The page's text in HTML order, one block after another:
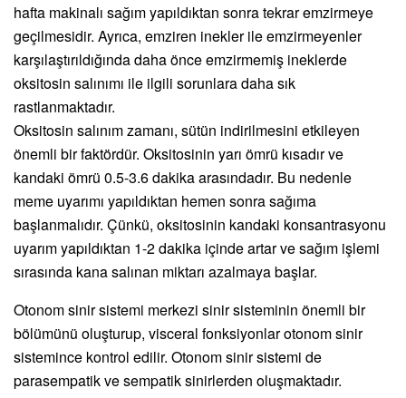
hafta makinalı sağım yapıldıktan sonra tekrar emzirmeye
geçilmesidir. Ayrıca, emziren inekler ile emzirmeyenler
karşılaştırıldığında daha önce emzirmemiş ineklerde
oksitosin salınımı ile ilgili sorunlara daha sık
rastlanmaktadır.
Oksitosin salınım zamanı, sütün indirilmesini etkileyen
önemli bir faktördür. Oksitosinin yarı ömrü kısadır ve
kandaki ömrü 0.5-3.6 dakika arasındadır. Bu nedenle
meme uyarımı yapıldıktan hemen sonra sağıma
başlanmalıdır. Çünkü, oksitosinin kandaki konsantrasyonu
uyarım yapıldıktan 1-2 dakika içinde artar ve sağım işlemi
sırasında kana salınan miktarı azalmaya başlar.
Otonom sinir sistemi merkezi sinir sisteminin önemli bir
bölümünü oluşturup, visceral fonksiyonlar otonom sinir
sistemince kontrol edilir. Otonom sinir sistemi de
parasempatik ve sempatik sinirlerden oluşmaktadır.